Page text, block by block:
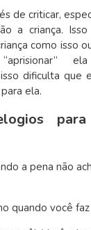
de criticar,
a criança.
como isso
dificulta que
ela.
a pena não
quando você faz